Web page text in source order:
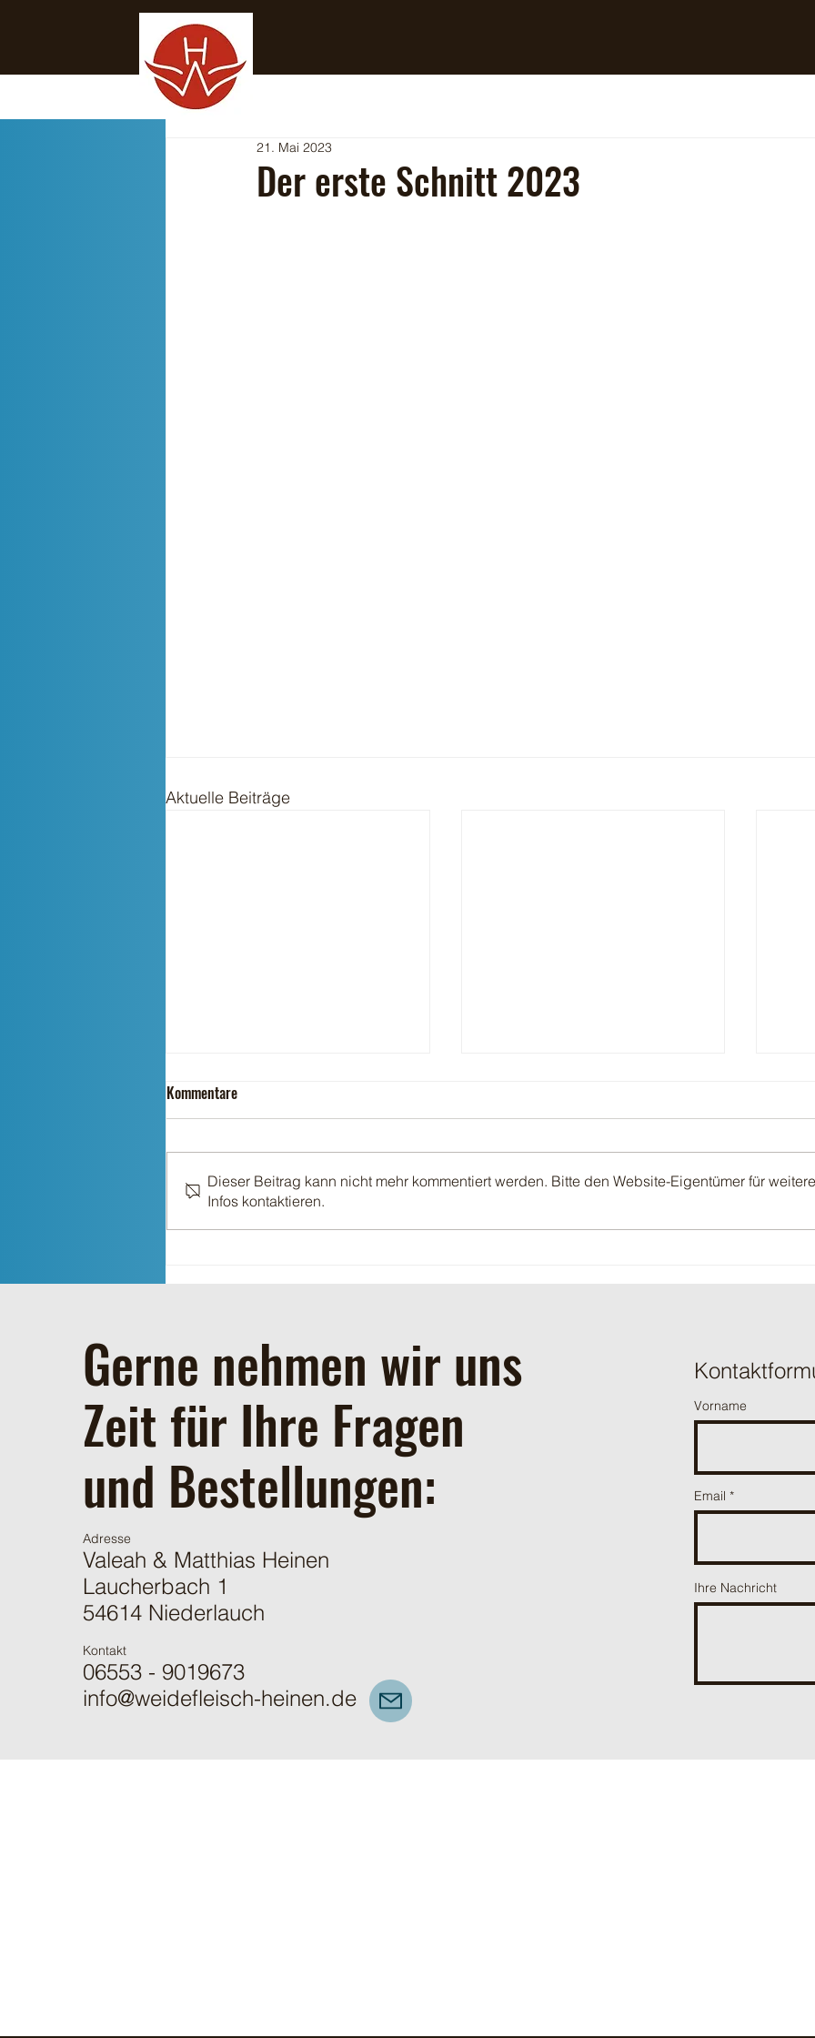
Der erste Schnitt 2023
21. Mai 2023
Aktuelle Beiträge
Einstreu für den Winter
Kommentare
Dieser Beitrag kann nicht mehr kommentiert werden. Bitte den Website-Eigentümer für weitere
Infos kontaktieren.
Gerne nehmen wir uns
Zeit für Ihre Fragen
und Bestellungen:
Adresse
Valeah & Matthias Heinen
Laucherbach 1
54614 Niederlauch
Kontakt
06553 - 9019673
info@weidefleisch-heinen.de
Vorname
Email
Ihre Nachricht